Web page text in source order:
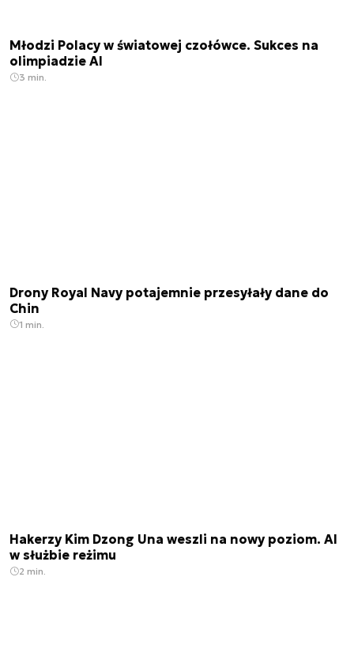
Młodzi Polacy w światowej czołówce. Sukces na
olimpiadzie AI
3 min.
Drony Royal Navy potajemnie przesyłały dane do
Chin
1 min.
Hakerzy Kim Dzong Una weszli na nowy poziom. AI
w służbie reżimu
2 min.